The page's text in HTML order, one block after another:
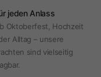
jeden Anlass
Oktoberfest, Hochzeit
Alltag – unsere
sind vielseitig